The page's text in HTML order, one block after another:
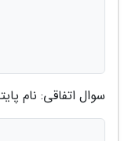
سوال اتفاقی: نام